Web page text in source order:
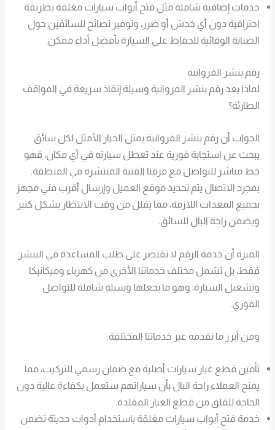
خدمات إضافية شاملة مثل فتح أبواب سيارات مغلقة بطريقة
احترافية دون أي خدش أو ضرر، وتوفير نصائح للسائقين حول
الصيانة الوقائية للحفاظ على السيارة بأفضل أداء ممكن.
رقم بنشر الفروانية
لماذا يعد رقم بنشر الفروانية وسيلة إنقاذ سريعة في المواقف
الطارئة؟
الجواب أن رقم بنشر الفروانية يمثل الخيار الأمثل لكل سائق
يبحث عن استجابة فورية عند تعطل سيارته في أي مكان، فهو
خط مباشر للتواصل مع فرقنا الفنية المنتشرة في المنطقة.
بمجرد الاتصال يتم تحديد موقع العميل وإرسال أقرب فني مجهز
بجميع المعدات اللازمة، مما يقلل من وقت الانتظار بشكل كبير
ويضمن راحة البال للسائق.
الميزة أن خدمة الرقم لا تقتصر على طلب المساعدة في البنشر
فقط، بل تشمل مختلف خدماتنا الأخرى من كهرباء وميكانيكا
وتشغيل السيارة، وهو ما يجعلها وسيلة شاملة للتواصل
الفوري.
ومن أبرز ما نقدمه عبر خدماتنا المختلفة:
تأمين قطع غيار سيارات أصلية مع ضمان رسمي للتركيب، مما
يمنح العملاء راحة البال بأن سياراتهم ستعمل بكفاءة عالية دون
الحاجة للقلق من قطع الغيار المقلدة.
خدمة فتح أبواب سيارات مغلقة باستخدام أدوات حديثة تضمن